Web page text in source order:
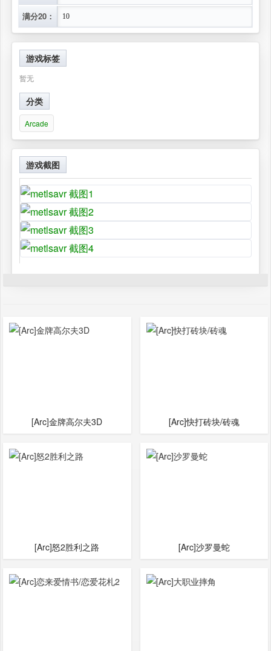
满分20： 10
游戏标签
暂无
分类
Arcade
游戏截图
[Arc]金牌高尔夫3D [Arc]快打砖块/砖魂
[Arc]怒2胜利之路 [Arc]沙罗曼蛇